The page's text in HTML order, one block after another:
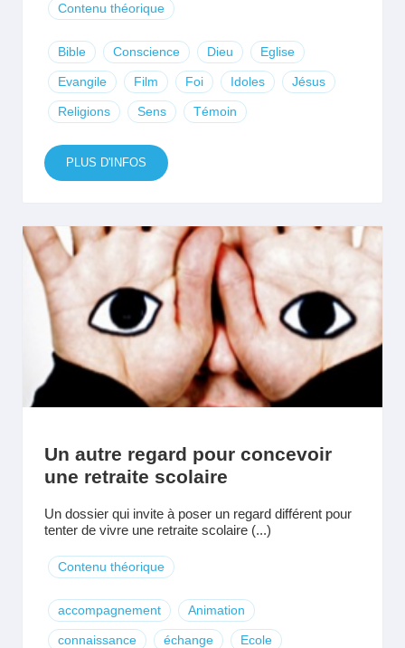
Contenu théorique
Bible Conscience Dieu Eglise
Evangile Film Foi Idoles Jésus
Religions Sens Témoin
PLUS D'INFOS
Un autre regard pour concevoir
une retraite scolaire
Un dossier qui invite à poser un regard différent pour
tenter de vivre une retraite scolaire (...)
Contenu théorique
accompagnement Animation
connaissance échange Ecole